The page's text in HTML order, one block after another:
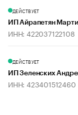
ДЕЙСТВУЕТ
ИП Айрапетян
ИНН: 422037122108
ДЕЙСТВУЕТ
ИП Зеленских
ИНН: 423401512460